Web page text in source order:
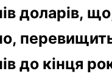
доларів,
до кінця